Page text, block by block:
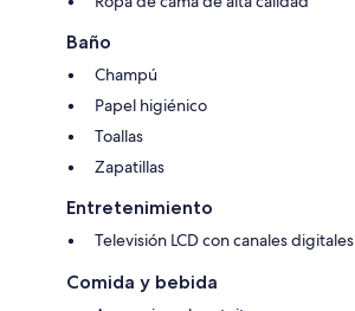
Baño
Champú
Papel higiénico
Toallas
Zapatillas
Entretenimiento
Televisión LCD con canales digitales
Comida y bebida